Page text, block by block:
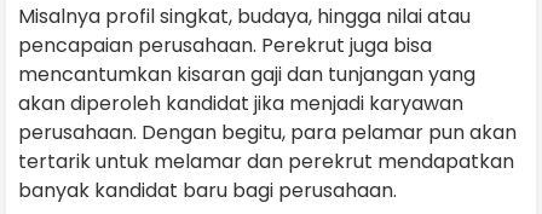
Misalnya profil singkat, budaya, hingga nilai atau
pencapaian perusahaan. Perekrut juga bisa
mencantumkan kisaran gaji dan tunjangan yang
akan diperoleh kandidat jika menjadi karyawan
perusahaan. Dengan begitu, para pelamar pun akan
tertarik untuk melamar dan perekrut mendapatkan
banyak kandidat baru bagi perusahaan.